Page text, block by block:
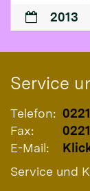
2013
Service
Telefon:
Fax:
E-Mail:
Service und